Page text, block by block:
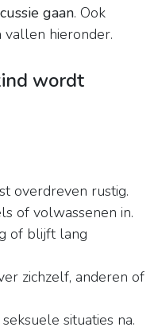
gaan. Ook
vallen hieronder.
wordt
overdreven rustig.
of volwassenen in.
of blijft lang
zichzelf, anderen of
situaties na.